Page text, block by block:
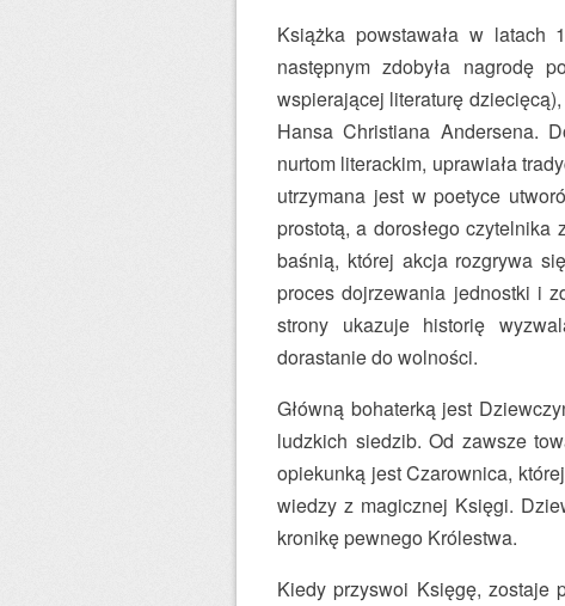
Książka powstawała w
następnym zdobyła nagrodę
wspierającej literaturę
Hansa Christiana Andersena.
nurtom literackim, uprawiała
utrzymana jest w poetyce
prostotą, a dorosłego czytelnika
baśnią, której akcja rozgrywa
proces dojrzewania jednostki i
strony ukazuje historię
dorastanie do wolności.
Główną bohaterką jest
ludzkich siedzib. Od zawsze
opiekunką jest Czarownica,
wiedzy z magicznej Księgi.
kronikę pewnego Królestwa.
Kiedy przyswoi Księgę, zostaje